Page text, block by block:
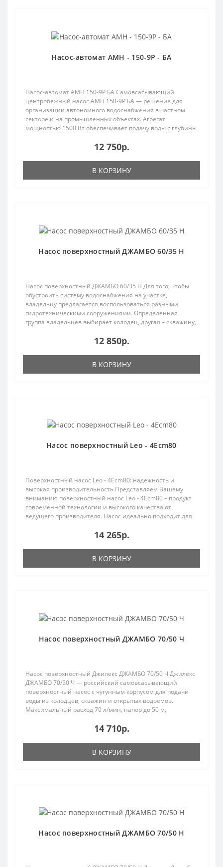
Насос-автомат AMH - 150-9P - БА
Насос-автомат AMH 150-9P БА Самовсасывающий
центробежный насос AMH 150-9P БА — решение для
организации автономного водоснабжения в частном
секторе и на промышленных объектах. Агрегат
мощностью 1500 Вт обеспечивает подачу воды с глубины
12 750р.
В КОРЗИНУ
Насос поверхностный ДЖАМБО 60/35 Н
Насос поверхностный ДЖАМБО 60/35 Н Для того, чтобы
обустроить систему водоснабжения на участке,
владельцу предлагается воспользоваться разными
гидротехническими сооружениями. Определенная
группа владельцев выбирает колодец, другая – скважину,
12 850р.
В КОРЗИНУ
Насос поверхностный Leo - 4Ecm80
Поверхностный насос Leo - 4Ecm80: надежность и
высокая производительность Представляем Вашему
вниманию поверхностный насос Leo - 4Ecm80 – продукт
современной технологии и высокого качества от
ведущего производителя. Насос идеально подходит для
14 265р.
В КОРЗИНУ
Насос поверхностный ДЖАМБО 70/50 Ч
Насос поверхностный Джилекс ДЖАМБО 70/50 Ч Джилекс
ДЖАМБО 70/50 Ч — российский самовсасывающий
поверхностный насос с чугунным корпусом для подачи
воды из колодцев, скважин и открытых водоёмов.
Максимальный расход 70 л/мин, напор до 50 м,
14 710р.
В КОРЗИНУ
Насос поверхностный ДЖАМБО 70/50 Н